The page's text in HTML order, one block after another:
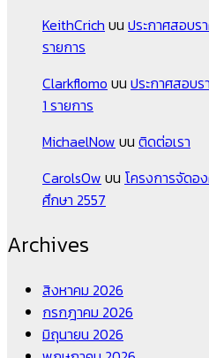
KeithCrich บน ประกาศสอบร
รายการ
Clarkflomo บน ประกาศสอบร
1 รายการ
MichaelNow บน ติดต่อเรา
CarolsOw บน โครงการจัดอ
ศึกษา 2557
Archives
สิงหาคม 2026
กรกฎาคม 2026
มิถุนายน 2026